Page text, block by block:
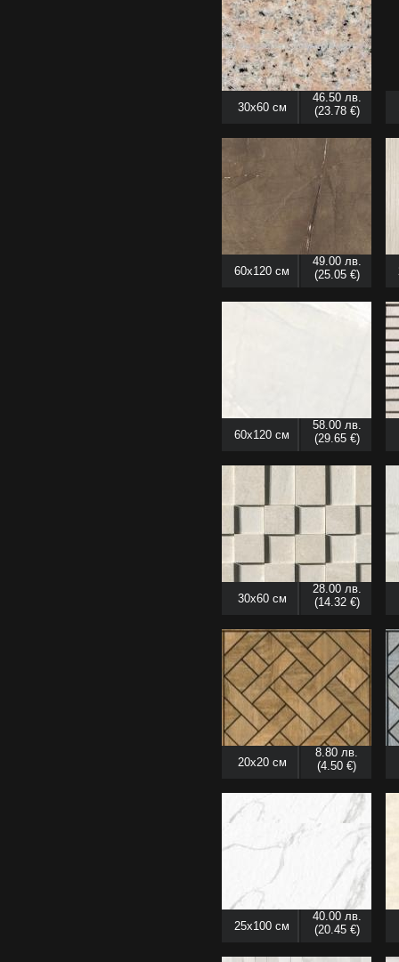
30x60 см
46.50 лв.
(23.78 €)
60x120 см
49.00 лв.
(25.05 €)
60x120 см
58.00 лв.
(29.65 €)
30x60 см
28.00 лв.
(14.32 €)
20x20 см
8.80 лв.
(4.50 €)
25x100 см
40.00 лв.
(20.45 €)